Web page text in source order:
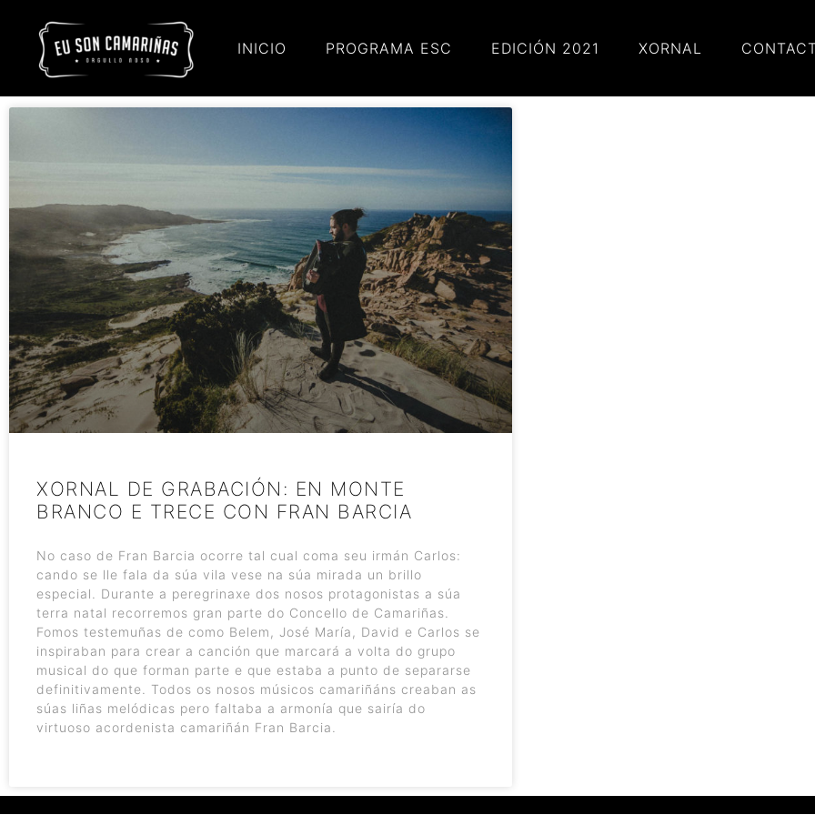
INICIO PROGRAMA ESC EDICIÓN 2021 XORNAL
XORNAL DE GRABACIÓN: EN MONTE
BRANCO E TRECE CON FRAN BARCIA
No caso de Fran Barcia ocorre tal cual coma seu irmán Carlos:
cando se lle fala da súa vila vese na súa mirada un brillo
especial. Durante a peregrinaxe dos nosos protagonistas a súa
terra natal recorremos gran parte do Concello de Camariñas.
Fomos testemuñas de como Belem, José María, David e Carlos se
inspiraban para crear a canción que marcará a volta do grupo
musical do que forman parte e que estaba a punto de separarse
definitivamente. Todos os nosos músicos camariñáns creaban as
súas liñas melódicas pero faltaba a armonía que sairía do
virtuoso acordenista camariñán Fran Barcia.